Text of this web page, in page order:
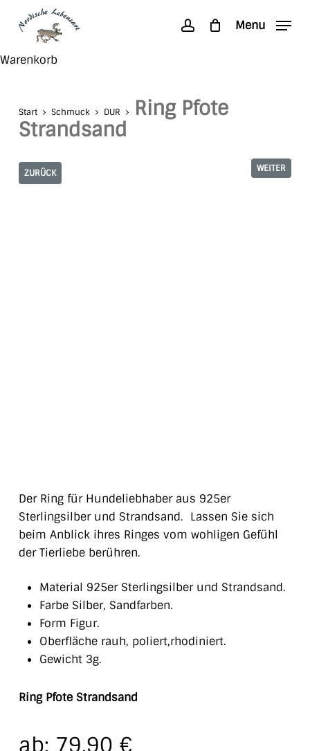
content
accountMenu
WarenkorbClose
Start Schmuck DUR
Ring Pfote
Strandsand
ZURÜCK WEITER
Der Ring für Hundeliebhaber aus 925er
Sterlingsilber und Strandsand. Lassen Sie sich
beim Anblick ihres Ringes vom wohligen Gefühl
der Tierliebe berühren.
Material 925er Sterlingsilber und Strandsand.
Farbe Silber, Sandfarben.
Form Figur.
Oberfläche rauh, poliert,rhodiniert.
Gewicht 3g.
Ring Pfote Strandsand
ab: 79,90 €